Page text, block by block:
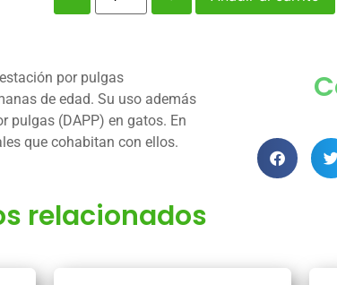
por pulgas
de edad. Su uso además
pulgas (DAPP) en gatos. En
que cohabitan con ellos.
relacionados